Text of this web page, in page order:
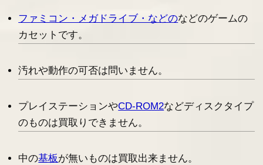
ファミコン・メガドライブ・などのなどのゲームの
カセットです。
汚れや動作の可否は問いません。
プレイステーションやCD-ROM2などディスクタイプ
のものは買取りできません。
中の基板が無いものは買取出来ません。